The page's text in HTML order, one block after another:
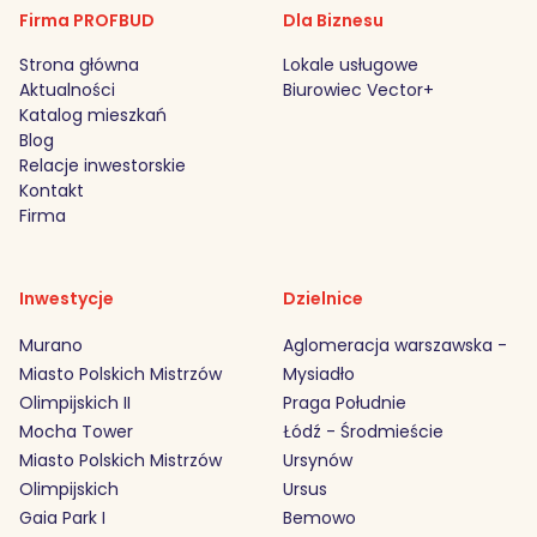
Firma PROFBUD
Strona główna
Aktualności
Katalog mieszkań
Blog
Relacje inwestorskie
Kontakt
Firma
Dla Biznesu
Lokale usługowe
Biurowiec Vector+
Inwestycje
Murano
Miasto Polskich Mistrzów
Olimpijskich II
Mocha Tower
Miasto Polskich Mistrzów
Olimpijskich
Gaia Park I
Dzielnice
Aglomeracja warszawska -
Mysiadło
Praga Południe
Łódź - Środmieście
Ursynów
Ursus
Bemowo